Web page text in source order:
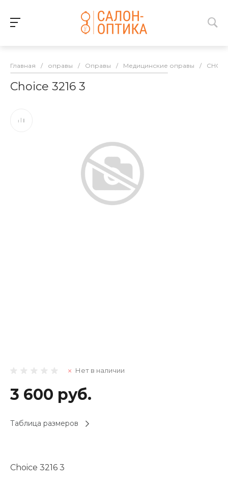
Главная / оправы / Оправы / Медицинские оправы /
Choice 3216 3
Нет в наличии
3 600 руб.
Таблица размеров
Choice 3216 3